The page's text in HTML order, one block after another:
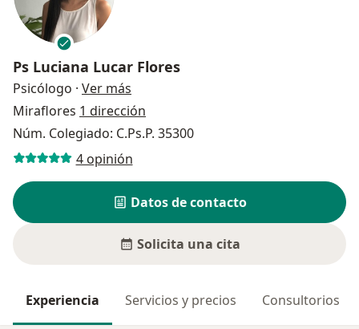
Ps Luciana Lucar Flores
Psicólogo · Ver más
Miraflores 1 dirección
Núm. Colegiado: C.Ps.P. 35300
4 opinión
Datos de contacto
Solicita una cita
Experiencia Servicios y precios Consultorios